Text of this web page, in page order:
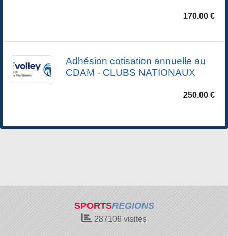
170.00 €
Adhésion cotisation annuelle au
CDAM - CLUBS NATIONAUX
250.00 €
SPORTSREGIONS
287106 visites